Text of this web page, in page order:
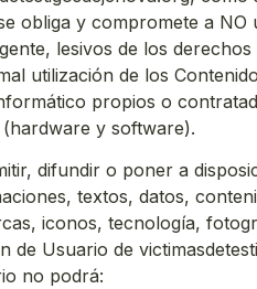
obliga y compromete a
lesivos de los
utilización de los
propios o
y software).
difundir o poner a
textos, datos,
iconos, tecnología,
Usuario de
no podrá: